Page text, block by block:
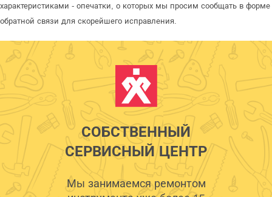
характеристиками - опечатки, о которых мы просим сообщать в форме
обратной связи для скорейшего исправления.
СОБСТВЕННЫЙ
СЕРВИСНЫЙ ЦЕНТР
Мы занимаемся ремонтом